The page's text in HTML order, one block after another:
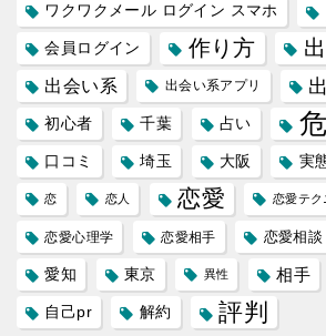
ワクワクメール ログイン スマホ
会員ログイン 作り方
出会い系 出会い系アプリ
初心者 千葉 占い
口コミ 埼玉 大阪 実
恋 恋人 恋愛 恋愛テク
恋愛心理学 恋愛相手 恋愛相談
愛知 東京 異性 相手
自己pr 解約 評判